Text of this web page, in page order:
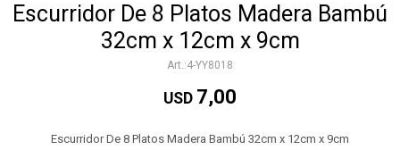
Escurridor De 8 Platos Madera Bambú
32cm x 12cm x 9cm
4-YY8018
USD 7,00
Escurridor De 8 Platos Madera Bambú 32cm x 12cm x 9cm